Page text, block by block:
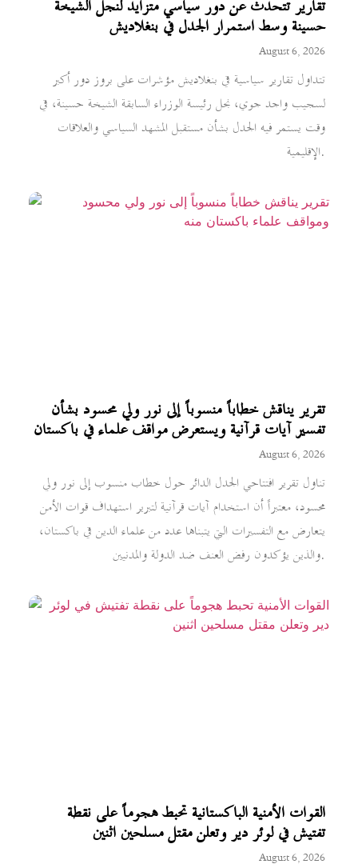
تقارير تتحدث عن دور سياسي متزايد لنجل الشيخة
حسينة وسط استمرار الجدل في بنغلاديش
August 6, 2026
تتداول تقارير سياسية في بنغلاديش مؤشرات على بروز دور أكبر
لسجيب واجد جوي، نجل رئيسة الوزراء السابقة الشيخة حسينة، في
وقت يستمر فيه الجدل بشأن مستقبل المشهد السياسي والعلاقات
الإقليمية.
تقرير يناقش خطاباً منسوباً إلى نور ولي محسود بشأن
تفسير آيات قرآنية ويستعرض مواقف علماء في باكستان
August 6, 2026
تناول تقرير افتتاحي الجدل الدائر حول خطاب منسوب إلى نور ولي
محسود، معتبراً أن استخدام آيات قرآنية لتبرير استهداف قوات الأمن
يتعارض مع التفسيرات التي يتبناها عدد من علماء الدين في باكستان،
والذين يؤكدون رفض العنف ضد الدولة والمدنيين.
القوات الأمنية الباكستانية تحبط هجوماً على نقطة
تفتيش في لوئر دير وتعلن مقتل مسلحين اثنين
August 6, 2026